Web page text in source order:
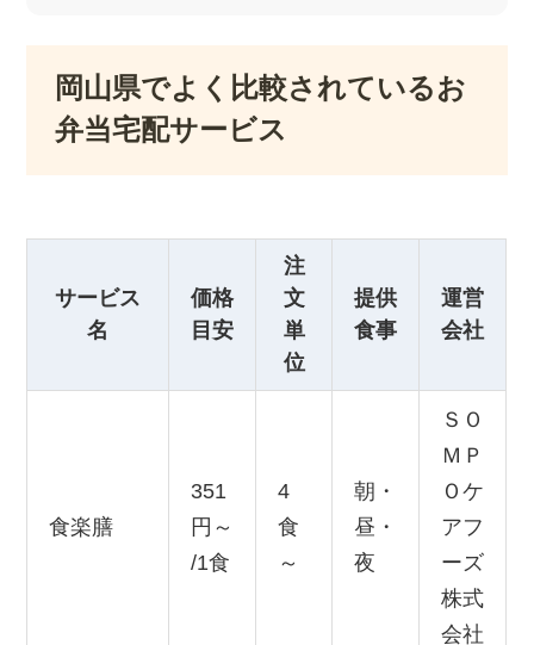
岡山県でよく比較されているお
弁当宅配サービス
サービス
名
価格
目安
注
文
単
位
提供
食事
運営
会社
食楽膳
351
円～
/1食
4
食
～
朝・
昼・
夜
ＳＯ
ＭＰ
Ｏケ
アフ
ーズ
株式
会社